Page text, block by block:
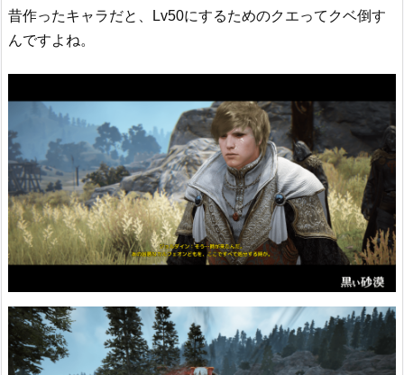
昔作ったキャラだと、Lv50にするためのクエってクベ倒す
んですよね。